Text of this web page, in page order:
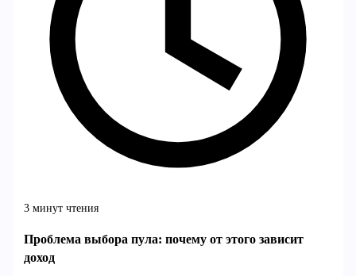
3 минут чтения
Проблема выбора пула: почему от этого зависит
доход